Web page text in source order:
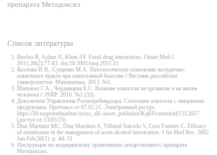
препарата Метадоксил
Список литературы
Bushra R, Aslam N, Khan AY. Food-drug interactions. Oman Med J.
2011;26(2):77-83. doi:10.5001/omj.2011.21
Козлова И.В., Сущенко М.А. Патологические изменения желудочно-
кишечного тракта при алкогольной болезни // Вестник российских
университетов. Математика. 2013. №1.
Шаповал Г.А., Черданцева Е.С. Влияние алкоголя на организм и на жизнь
человека // JSRP. 2016. №1 (33).
Документы Управления Роспотребнадзора. Сочетание алкоголя с пищевыми
продуктами. Протокол от 07.01.21. Электронный ресурс.
https://50.rospotrebnadzor.ru/rss_all/-/asset_publisher/Kq6J/content/id/1312657
(доступ от 13/03/23)
Diaz Martinez MC, Diaz Martinez A, Villamil Salcedo V, Cruz Fuentes C. Efficacy
of metadoxine in the management of acute alcohol intoxication. J Int Med Res. 2002
Jan-Feb;30(1): p. 44–51
Инструкция по медицинскому применению лекарственного препарата
Метадоксил.